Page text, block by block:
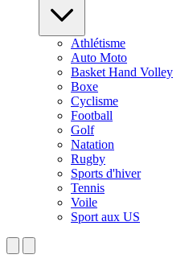
Athlétisme
Auto Moto
Basket Hand Volley
Boxe
Cyclisme
Football
Golf
Natation
Rugby
Sports d'hiver
Tennis
Voile
Sport aux US